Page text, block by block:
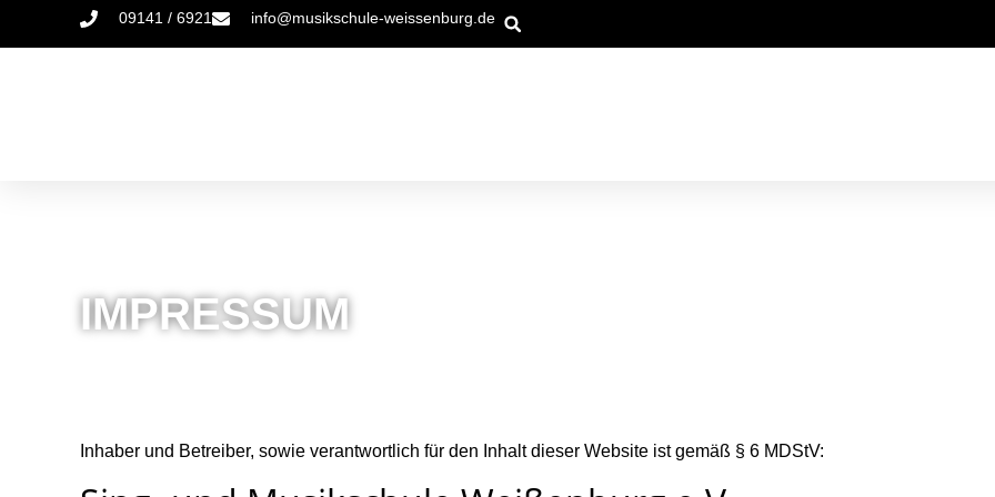
09141 / 6921 info@musikschule-weissenburg.de
IMPRESSUM
Inhaber und Betreiber, sowie verantwortlich für den Inhalt dieser Website ist gemäß § 6 MDStV: